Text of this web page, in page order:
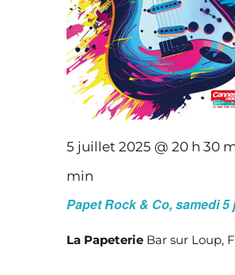
5 juillet 2025 @ 20 h 30
min
Papet Rock & Co, samedi 5
La Papeterie Bar sur Loup,